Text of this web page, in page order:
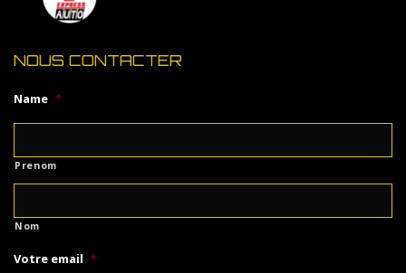
NOUS CONTACTER
Name *
Prenom
Nom
Votre email *